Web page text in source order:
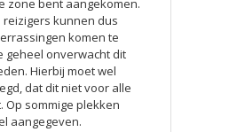
zone bent aangekomen.
kunnen dus
komen te
geheel onverwacht dit
Hierbij moet wel
dat dit niet voor alle
Op sommige plekken
aangegeven.